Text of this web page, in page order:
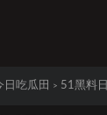
日吃瓜田 > 51黑料